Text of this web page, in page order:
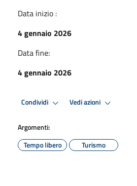
Data inizio :
4 gennaio 2026
Data fine:
4 gennaio 2026
Condividi Vedi azioni
Argomenti:
Tempo libero
Turismo